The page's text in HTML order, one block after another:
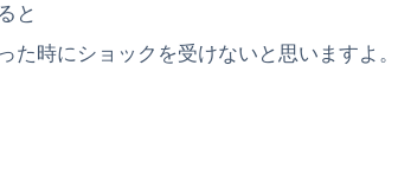
と
時にショックを受けないと思いますよ。